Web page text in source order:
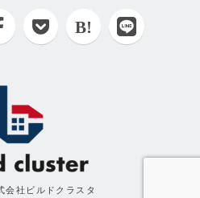
社ビルドクラスタ